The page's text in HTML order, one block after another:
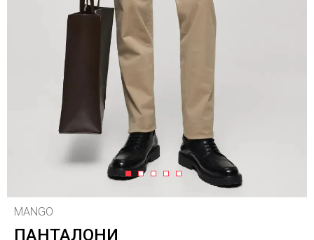
1 2 3 4 5
MANGO
ПАНТАЛОНИ